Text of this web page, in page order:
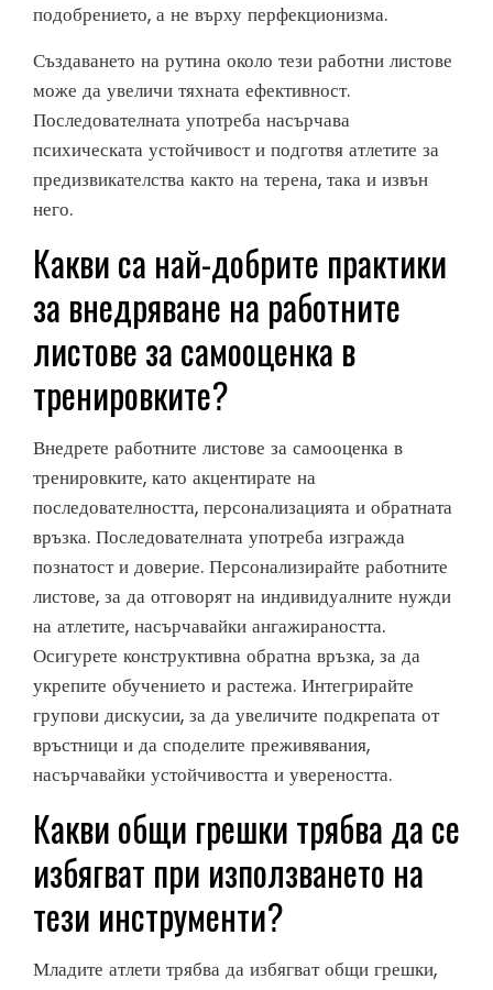
подобрението, а не върху перфекционизма.
Създаването на рутина около тези работни листове
може да увеличи тяхната ефективност.
Последователната употреба насърчава
психическата устойчивост и подготвя атлетите за
предизвикателства както на терена, така и извън
него.
Какви са най-добрите практики
за внедряване на работните
листове за самооценка в
тренировките?
Внедрете работните листове за самооценка в
тренировките, като акцентирате на
последователността, персонализацията и обратната
връзка. Последователната употреба изгражда
познатост и доверие. Персонализирайте работните
листове, за да отговорят на индивидуалните нужди
на атлетите, насърчавайки ангажираността.
Осигурете конструктивна обратна връзка, за да
укрепите обучението и растежа. Интегрирайте
групови дискусии, за да увеличите подкрепата от
връстници и да споделите преживявания,
насърчавайки устойчивостта и увереността.
Какви общи грешки трябва да се
избягват при използването на
тези инструменти?
Младите атлети трябва да избягват общи грешки,